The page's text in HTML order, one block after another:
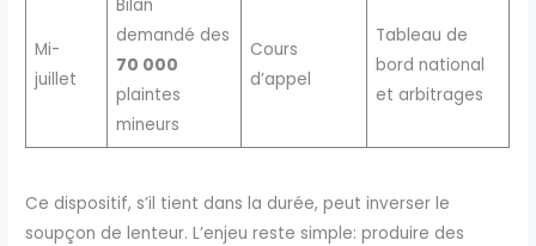
Mi-
juillet
Bilan
demandé des
70 000
plaintes
mineurs
Cours
d’appel
Tableau de
bord national
et arbitrages
Ce dispositif, s’il tient dans la durée, peut inverser le
soupçon de lenteur. L’enjeu reste simple: produire des